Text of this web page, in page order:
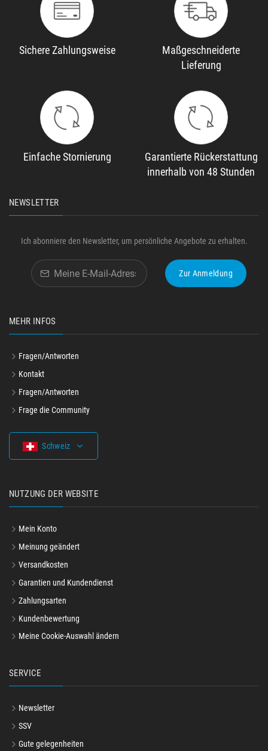
Sichere Zahlungsweise
Maßgeschneiderte
Lieferung
Einfache Stornierung
Garantierte Rückerstattung
innerhalb von 48 Stunden
NEWSLETTER
Ich abonniere den Newsletter, um persönliche Angebote zu erhalten.
Zur Anmeldung
MEHR INFOS
Fragen/Antworten
Kontakt
Fragen/Antworten
Frage die Community
Schweiz
NUTZUNG DER WEBSITE
Mein Konto
Meinung geändert
Versandkosten
Garantien und Kundendienst
Zahlungsarten
Kundenbewertung
Meine Cookie-Auswahl ändern
SERVICE
Newsletter
SSV
Gute gelegenheiten